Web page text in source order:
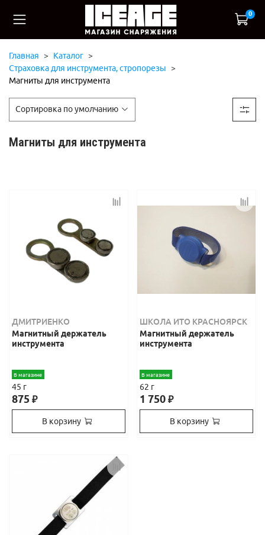
0
Главная
Каталог
Страховка для инструмента, стропорезы
Магниты для инструмента
Магниты для инструмента
ДМИТРИЕНКО
Магнитный держатель
инструмента
В магазине
45 г
875₽
В корзину
ШКОЛА ИТО КРАСНОЯРСК
Магнитный держатель
инструмента
В магазине
62 г
1 750₽
В корзину